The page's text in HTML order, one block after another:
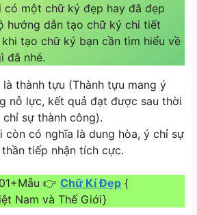
có một chữ ký đẹp hay đã đẹp
hướng dẫn tạo chữ ký chi tiết
tạo chữ ký bạn cần tìm hiểu về
đã nhé.
thành tựu (Thành tựu mang ý
nỗ lực, kết quả đạt được sau thời
sự thành công).
còn có nghĩa là dung hòa, ý chỉ sự
tiếp nhận tích cực.
👉 Chữ Kí Đẹp {
Nam và Thế Giới}